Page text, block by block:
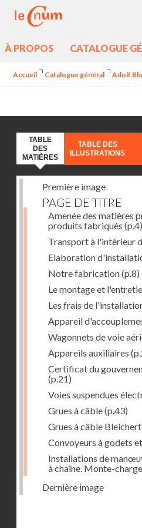
À PROPOS CATALOGUE
Accueil Catalogue général Adolf
TABLE
DES
MATIÈRES
TABLE DES
ILLUSTRATIONS
Première image
PAGE DE TITRE
Amenée des matières
produits fabriqués (p.4)
Transport à l'intérieur
Elaboration
Notre fabrication(p.8)
Le montage et
Les frais de
Appareil
Wagonnets de voie
Appareils auxiliaires
Certificat du
(p.21)
Voies suspendues
Grues à câble(p.43)
Grues à câble Bleichert
Convoyeurs à godets
Installations de
à chaîne. Monte-
Dernière image